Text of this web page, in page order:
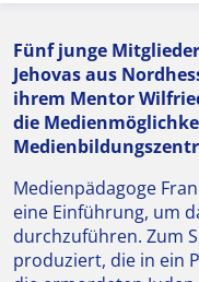
Fünf junge
Jehovas aus
ihrem Mentor
die
Medienpädagoge
eine Einführung, um
durchzuführen. Zum
produziert, die in ein